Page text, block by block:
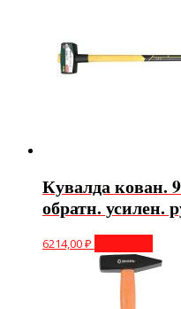
Кувалда кован.
обратн. усилен.
6214,00₽